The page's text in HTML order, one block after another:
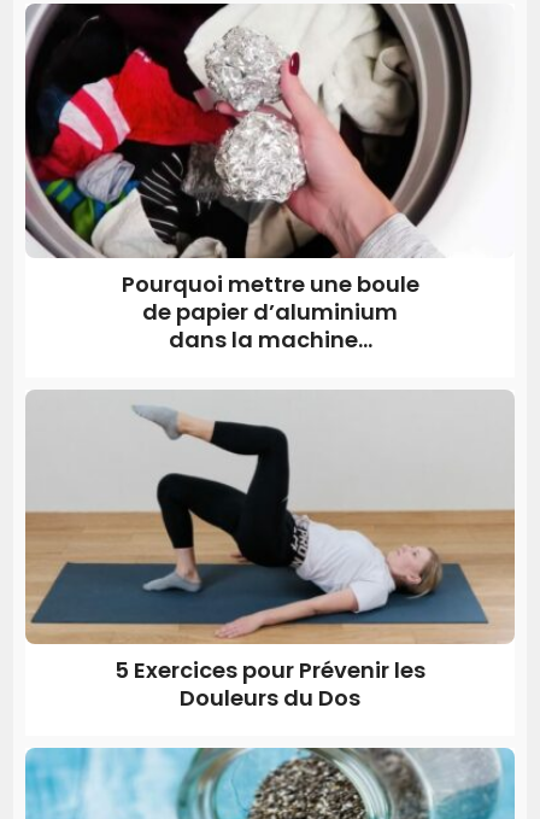
Pourquoi mettre une boule
de papier d’aluminium
dans la machine...
5 Exercices pour Prévenir les
Douleurs du Dos